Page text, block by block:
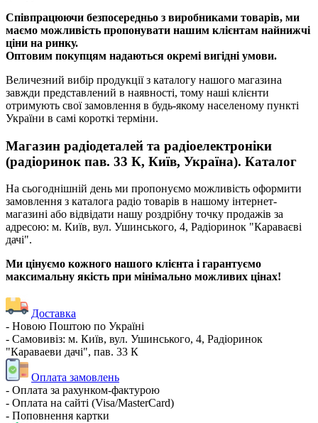
Співпрацюючи безпосередньо з виробниками товарів, ми
маємо можливість пропонувати нашим клієнтам найнижчі
ціни на ринку.
Оптовим покупцям надаються окремі вигідні умови.
Величезний вибір продукції з каталогу нашого магазина
завжди представлений в наявності, тому наші клієнти
отримують свої замовлення в будь-якому населеному пункті
України в самі короткі терміни.
Магазин радіодеталей та радіоелектроніки
(радіоринок пав. 33 К, Київ, Україна). Каталог
На сьогоднішній день ми пропонуємо можливість оформити
замовлення з каталога радіо товарів в нашому інтернет-
магазині або відвідати нашу роздрібну точку продажів за
адресою: м. Київ, вул. Ушинського, 4, Радіоринок "Караваєві
дачі".
Ми цінуємо кожного нашого клієнта і гарантуємо
максимальну якість при мінімально можливих цінах!
Доставка
- Новою Поштою по Україні
- Самовивіз: м. Київ, вул. Ушинського, 4, Радіоринок
"Караваеви дачі", пав. 33 К
Оплата замовлень
- Оплата за рахунком-фактурою
- Оплата на сайті (Visa/MasterCard)
- Поповнення картки